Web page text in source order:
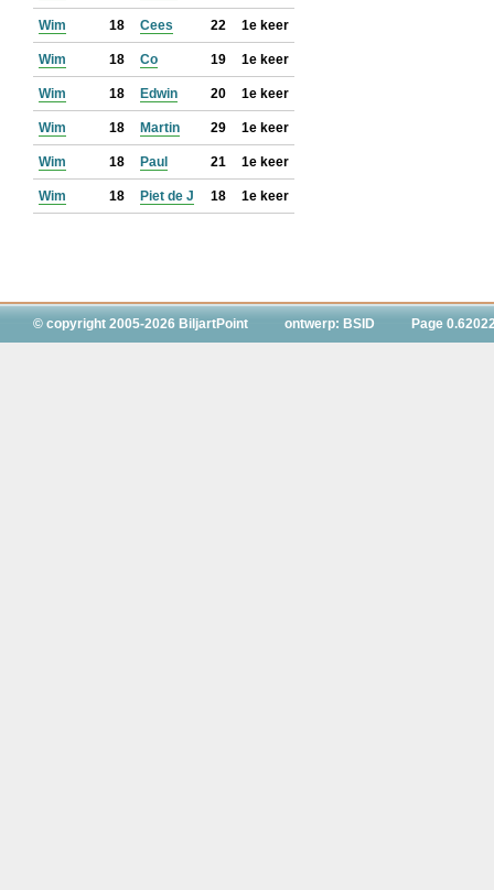
Wim 18 Cees 22 1e keer
Wim 18 Co 19 1e keer
Wim 18 Edwin 20 1e keer
Wim 18 Martin 29 1e keer
Wim 18 Paul 21 1e keer
Wim 18 Piet de J 18 1e keer
© copyright 2005-2026 BiljartPoint ontwerp: BSID Page